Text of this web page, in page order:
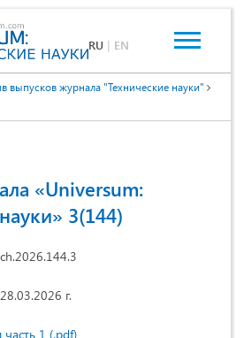
RU | EN
выпусков журнала "Технические науки"
«Universum:
3(144)
г.
1 (.pdf)